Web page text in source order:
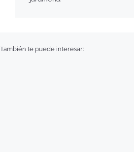
También te puede interesar: